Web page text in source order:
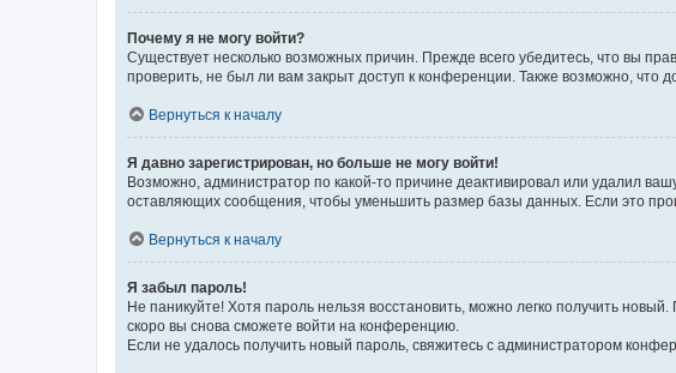
Почему я не могу войти?
Существует несколько возможных причин. Прежде всего убедитесь, что вы
проверить, не был ли вам закрыт доступ к конференции. Также возможно,
Вернуться к началу
Я давно зарегистрирован, но больше не могу войти!
Возможно, администратор по какой-то причине деактивировал или удалил
оставляющих сообщения, чтобы уменьшить размер базы данных. Если это
Вернуться к началу
Я забыл пароль!
Не паникуйте! Хотя пароль нельзя восстановить, можно легко получить
скоро вы снова сможете войти на конференцию.
Если не удалось получить новый пароль, свяжитесь с администратором